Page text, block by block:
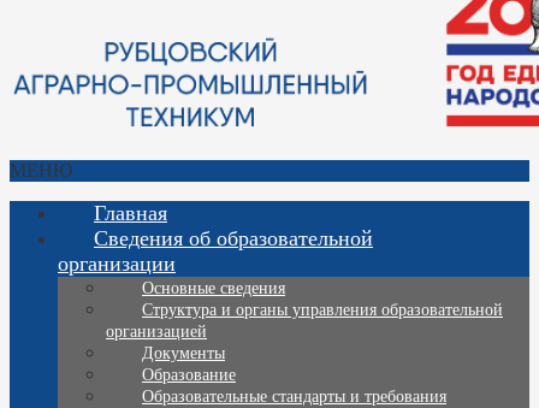
МЕНЮ
Главная
Сведения об образовательной
организации
Основные сведения
Структура и органы управления образовательной
организацией
Документы
Образование
Образовательные стандарты и требования